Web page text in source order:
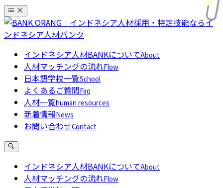
コ
ン
テ
インドネシア人材BANKについてAbout
人材マッチングの流れFlow
日本語学校一覧School
よくあるご質問Faq
人材一覧human resources
新着情報News
お問い合わせContact
インドネシア人材BANKについてAbout
人材マッチングの流れFlow